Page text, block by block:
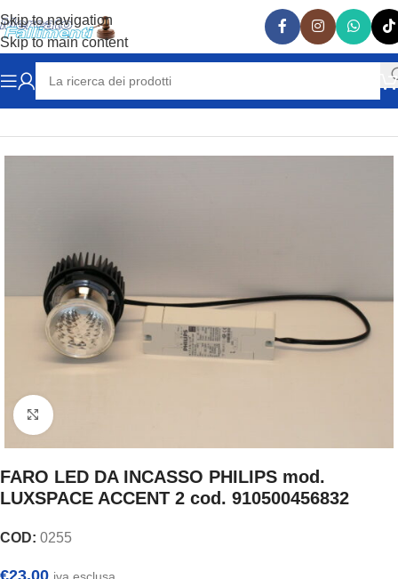
Skip to navigation
Skip to main content
Home ELETTRICITA' FARI
Clicca per ingrandire
FARO LED DA INCASSO PHILIPS mod.
LUXSPACE ACCENT 2 cod. 910500456832
COD: 0255
€23,00 iva esclusa